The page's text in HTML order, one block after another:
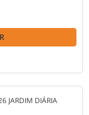
JARDIM DIÁRIA